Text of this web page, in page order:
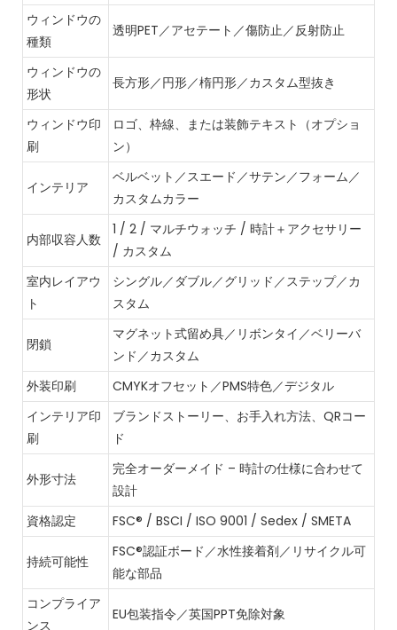
ウィンドウの
種類
透明PET／アセテート／傷防止／反射防止
ウィンドウの
形状
長方形／円形／楕円形／カスタム型抜き
ウィンドウ印
刷
ロゴ、枠線、または装飾テキスト（オプショ
ン）
インテリア
ベルベット／スエード／サテン／フォーム／
カスタムカラー
内部収容人数
1 / 2 / マルチウォッチ / 時計＋アクセサリー
/ カスタム
室内レイアウ
ト
シングル／ダブル／グリッド／ステップ／カ
スタム
閉鎖
マグネット式留め具／リボンタイ／ベリーバ
ンド／カスタム
外装印刷
CMYKオフセット／PMS特色／デジタル
インテリア印
刷
ブランドストーリー、お手入れ方法、QRコー
ド
外形寸法
完全オーダーメイド – 時計の仕様に合わせて
設計
資格認定
FSC® / BSCI / ISO 9001 / Sedex / SMETA
持続可能性
FSC®認証ボード／水性接着剤／リサイクル可
能な部品
コンプライア
ンス
EU包装指令／英国PPT免除対象